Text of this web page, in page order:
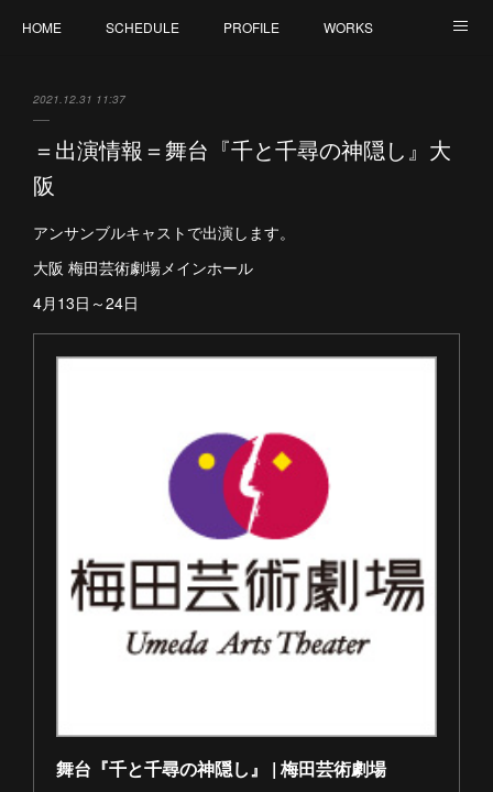
HOME SCHEDULE PROFILE WORKS
2021.12.31 11:37
＝出演情報＝舞台『千と千尋の神隠し』大
阪
アンサンブルキャストで出演します。
大阪 梅田芸術劇場メインホール
4月13日～24日
舞台『千と千尋の神隠し』 | 梅田芸術劇場